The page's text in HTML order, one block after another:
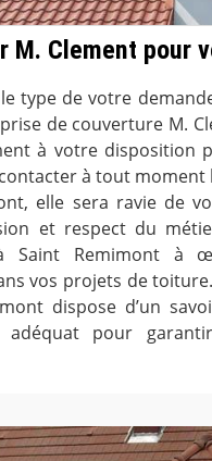
M. Clement pour
type de votre
de couverture M.
à votre disposition
à tout moment
elle sera ravie de
et respect du
Saint Remimont à
vos projets de
dispose d’un
adéquat pour